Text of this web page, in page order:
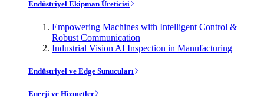
Endüstriyel Ekipman Üreticisi
Empowering Machines with Intelligent Control &
Robust Communication
Industrial Vision AI Inspection in Manufacturing
Endüstriyel ve Edge Sunucuları
Enerji ve Hizmetler